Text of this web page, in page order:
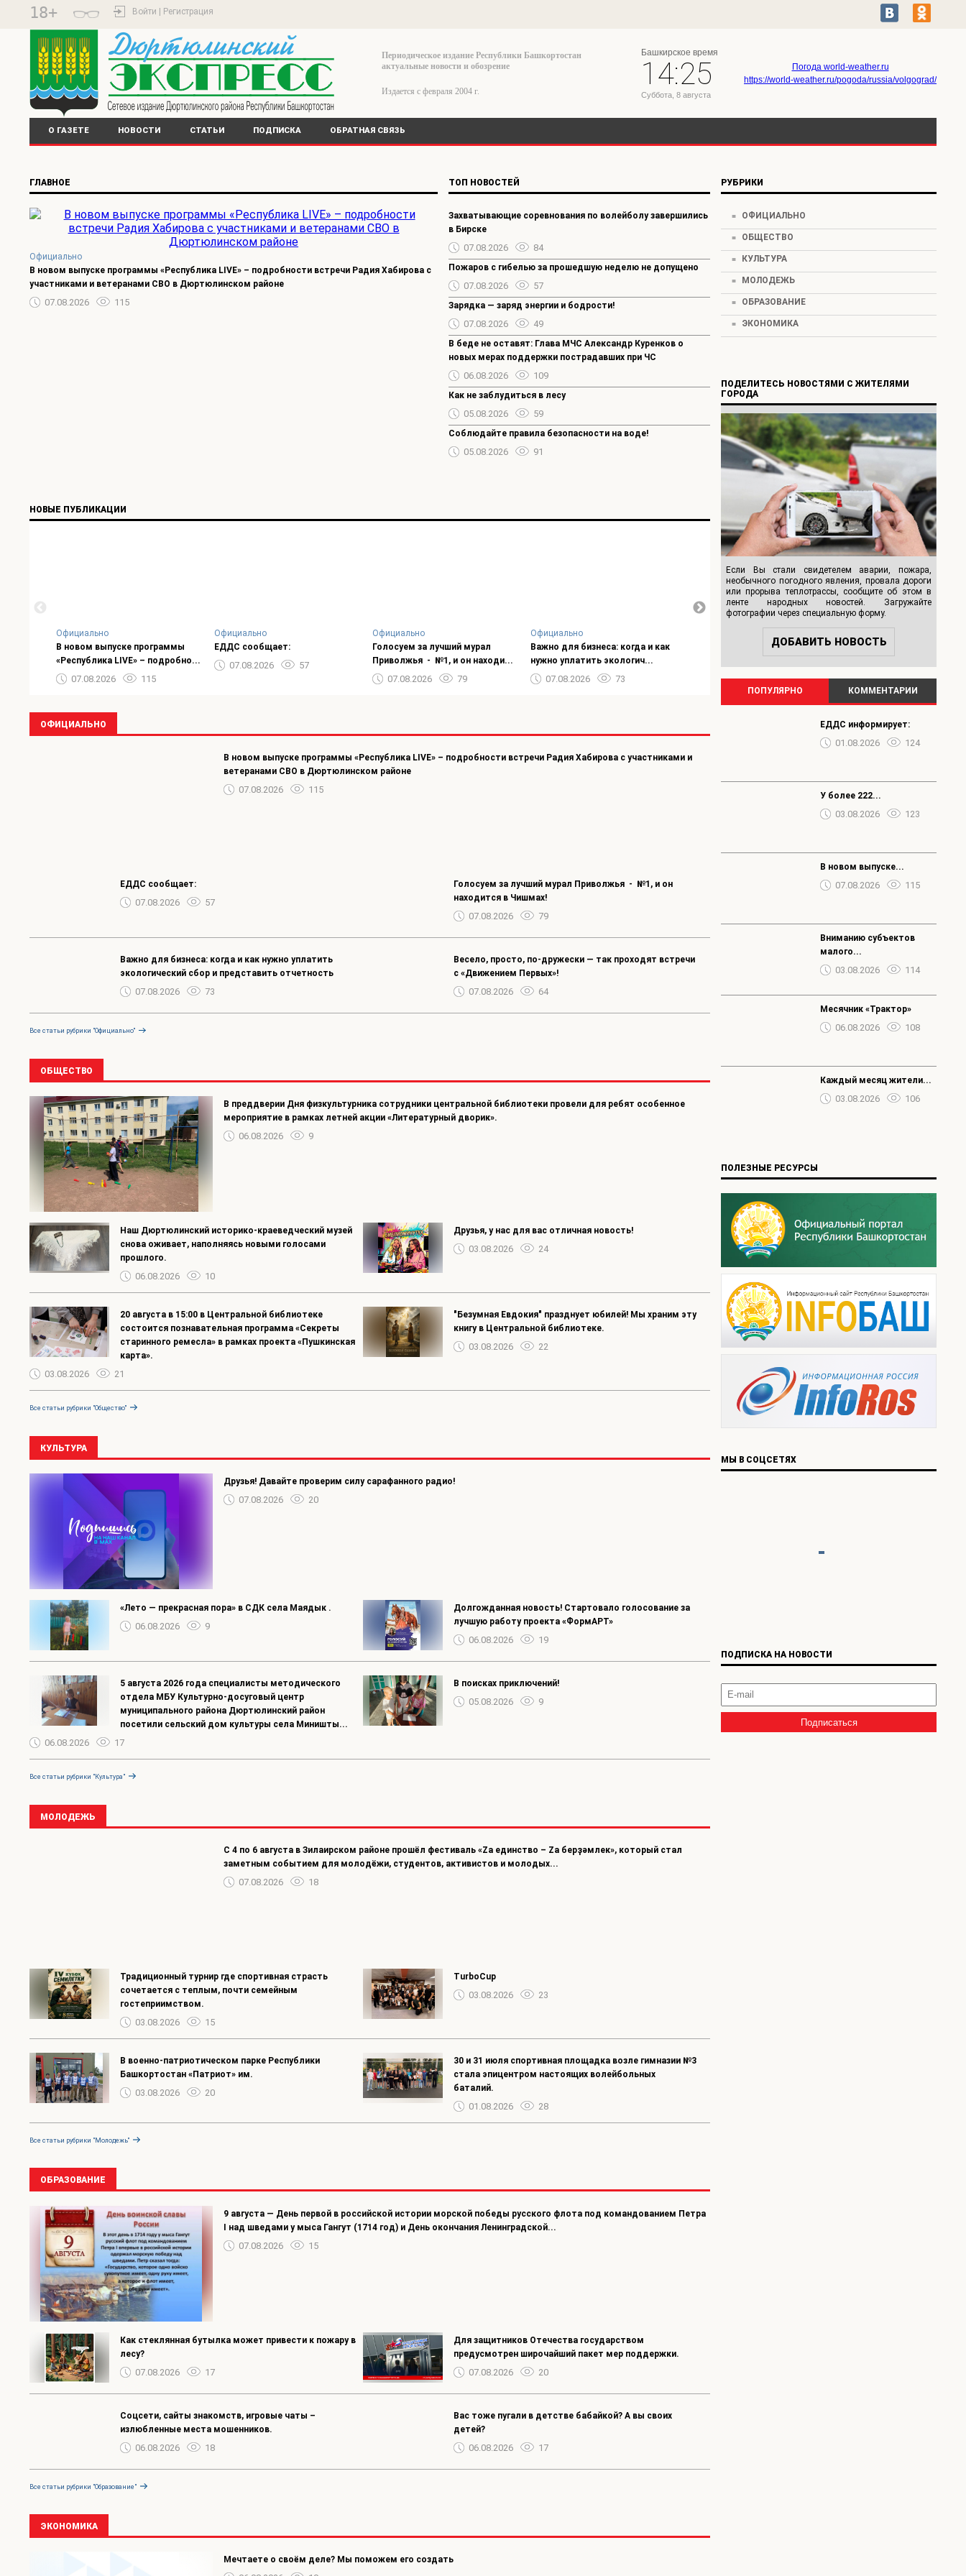
18+ Войти | Регистрация
Периодическое издание Республики Башкортостан
актуальные новости и обозрение
Издается с февраля 2004 г.
Башкирское время
14:25
Суббота, 8 августа
Погода world-weather.ru
https://world-weather.ru/pogoda/russia/volgograd/
О ГАЗЕТЕ НОВОСТИ СТАТЬИ ПОДПИСКА ОБРАТНАЯ СВЯЗЬ
ГЛАВНОЕ
Официально
В новом выпуске программы «Республика LIVE» – подробности встречи Радия Хабирова с
участниками и ветеранами СВО в Дюртюлинском районе
07.08.2026 115
ТОП НОВОСТЕЙ
Захватывающие соревнования по волейболу завершились
в Бирске
07.08.2026 84
Пожаров с гибелью за прошедшую неделю не допущено
07.08.2026 57
Зарядка — заряд энергии и бодрости!
07.08.2026 49
В беде не оставят: Глава МЧС Александр Куренков о
новых мерах поддержки пострадавших при ЧС
06.08.2026 109
Как не заблудиться в лесу
05.08.2026 59
Соблюдайте правила безопасности на воде!
05.08.2026 91
НОВЫЕ ПУБЛИКАЦИИ
Официально
В новом выпуске программы
«Республика LIVE» – подробно...
07.08.2026 115
Официально
ЕДДС сообщает:
07.08.2026 57
Официально
Голосуем за лучший мурал
Приволжья - №1, и он находи...
07.08.2026 79
Официально
Важно для бизнеса: когда и как
нужно уплатить экологич...
07.08.2026 73
Весело, просто, по‑дружески —
07.08.2026 64
Теперь следить за
07.08.2026 97
ОФИЦИАЛЬНО
В новом выпуске программы «Республика LIVE» – подробности встречи Радия Хабирова с участниками и
ветеранами СВО в Дюртюлинском районе
07.08.2026 115
ЕДДС сообщает:
07.08.2026 57
Голосуем за лучший мурал Приволжья - №1, и он
находится в Чишмах!
07.08.2026 79
Важно для бизнеса: когда и как нужно уплатить
экологический сбор и представить отчетность
07.08.2026 73
Весело, просто, по‑дружески — так проходят встречи
с «Движением Первых»!
07.08.2026 64
Все статьи рубрики "Официально"
ОБЩЕСТВО
В преддверии Дня физкультурника сотрудники центральной библиотеки провели для ребят особенное
мероприятие в рамках летней акции «Литературный дворик».
06.08.2026 9
Наш Дюртюлинский историко-краеведческий музей
снова оживает, наполняясь новыми голосами
прошлого.
06.08.2026 10
Друзья, у нас для вас отличная новость!
03.08.2026 24
20 августа в 15:00 в Центральной библиотеке
состоится познавательная программа «Секреты
старинного ремесла» в рамках проекта «Пушкинская
карта».
03.08.2026 21
"Безумная Евдокия" празднует юбилей! Мы храним эту
книгу в Центральной библиотеке.
03.08.2026 22
Все статьи рубрики "Общество"
КУЛЬТУРА
Друзья! Давайте проверим силу сарафанного радио!
07.08.2026 20
«Лето — прекрасная пора» в СДК села Маядык .
06.08.2026 9
Долгожданная новость! Стартовало голосование за
лучшую работу проекта «ФормАРТ»
06.08.2026 19
5 августа 2026 года специалисты методического
отдела МБУ Культурно-досуговый центр
муниципального района Дюртюлинский район
посетили сельский дом культуры села Миништы...
06.08.2026 17
В поисках приключений!
05.08.2026 9
Все статьи рубрики "Культура"
МОЛОДЕЖЬ
С 4 по 6 августа в Зилаирском районе прошёл фестиваль «Za единство – Za берҙәмлек», который стал
заметным событием для молодёжи, студентов, активистов и молодых...
07.08.2026 18
Традиционный турнир где спортивная страсть
сочетается с теплым, почти семейным
гостеприимством.
03.08.2026 15
TurboCup
03.08.2026 23
В военно-патриотическом парке Республики
Башкортостан «Патриот» им.
03.08.2026 20
30 и 31 июля спортивная площадка возле гимназии №3
стала эпицентром настоящих волейбольных
баталий.
01.08.2026 28
Все статьи рубрики "Молодежь"
ОБРАЗОВАНИЕ
9 августа — День первой в российской истории морской победы русского флота под командованием Петра
I над шведами у мыса Гангут (1714 год) и День окончания Ленинградской...
07.08.2026 15
Как стеклянная бутылка может привести к пожару в
лесу?
07.08.2026 17
Для защитников Отечества государством
предусмотрен широчайший пакет мер поддержки.
07.08.2026 20
Соцсети, сайты знакомств, игровые чаты –
излюбленные места мошенников.
06.08.2026 18
Вас тоже пугали в детстве бабайкой? А вы своих
детей?
06.08.2026 17
Все статьи рубрики "Образование"
ЭКОНОМИКА
Мечтаете о своём деле? Мы поможем его создать
РУБРИКИ
ОФИЦИАЛЬНО
ОБЩЕСТВО
КУЛЬТУРА
МОЛОДЕЖЬ
ОБРАЗОВАНИЕ
ЭКОНОМИКА
ПОДЕЛИТЕСЬ НОВОСТЯМИ С ЖИТЕЛЯМИ
ГОРОДА
Если Вы стали свидетелем аварии, пожара,
необычного погодного явления, провала дороги
или прорыва теплотрассы, сообщите об этом в
ленте народных новостей. Загружайте
фотографии через специальную форму.
ДОБАВИТЬ НОВОСТЬ
ПОПУЛЯРНО КОММЕНТАРИИ
ЕДДС информирует:
01.08.2026 124
У более 222...
03.08.2026 123
В новом выпуске...
07.08.2026 115
Вниманию субъектов
малого...
03.08.2026 114
Месячник «Трактор»
06.08.2026 108
Каждый месяц жители...
03.08.2026 106
ПОЛЕЗНЫЕ РЕСУРСЫ
МЫ В СОЦСЕТЯХ
ПОДПИСКА НА НОВОСТИ